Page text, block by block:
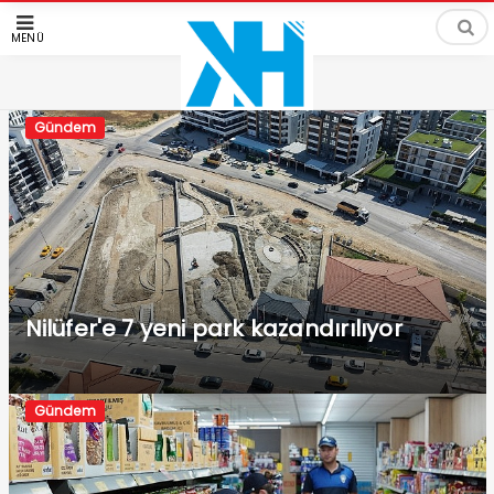
MENÜ
Gündem
Nilüfer'e 7 yeni park kazandırılıyor
Gündem